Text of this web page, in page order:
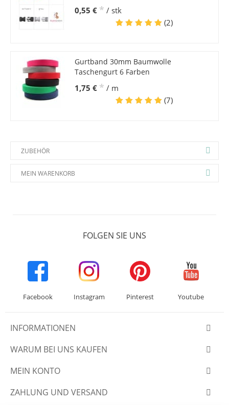
0,55 € * / stk
(2)
Gurtband 30mm Baumwolle
Taschengurt 6 Farben
1,75 € * / m
(7)
ZUBEHÖR
MEIN WARENKORB
FOLGEN SIE UNS
Facebook Instagram Pinterest Youtube
INFORMATIONEN
WARUM BEI UNS KAUFEN
MEIN KONTO
ZAHLUNG UND VERSAND